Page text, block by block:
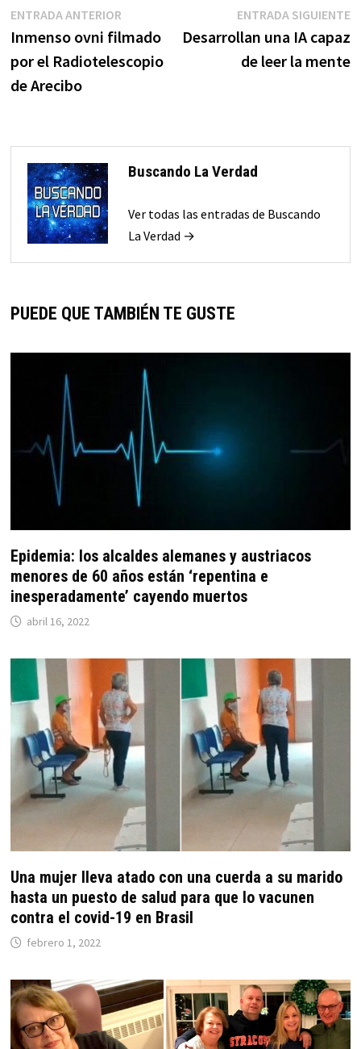
Navegación
de
entradas
ENTRADA ANTERIOREntrada
anterior:
Inmenso ovni filmado
por el Radiotelescopio
de Arecibo
ENTRADA SIGUIENTE
Desarrollan una IA capaz
de leer la mente
Buscando La Verdad
Ver todas las entradas de Buscando
La Verdad →
PUEDE QUE TAMBIÉN TE GUSTE
Epidemia: los alcaldes alemanes y austriacos
menores de 60 años están ‘repentina e
inesperadamente’ cayendo muertos
abril 16, 2022
Una mujer lleva atado con una cuerda a su marido
hasta un puesto de salud para que lo vacunen
contra el covid-19 en Brasil
febrero 1, 2022